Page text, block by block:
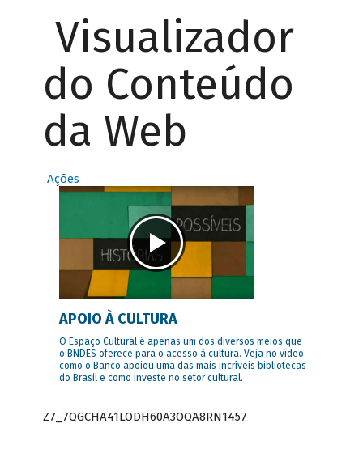
Visualizador
do Conteúdo
da Web
Ações
APOIO À CULTURA
O Espaço Cultural é apenas um dos diversos meios que
o BNDES oferece para o acesso à cultura. Veja no vídeo
como o Banco apoiou uma das mais incríveis bibliotecas
do Brasil e como investe no setor cultural.
Z7_7QGCHA41LODH60A3OQA8RN1457